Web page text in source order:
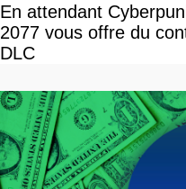
En attendant
2077 vous offre du
DLC